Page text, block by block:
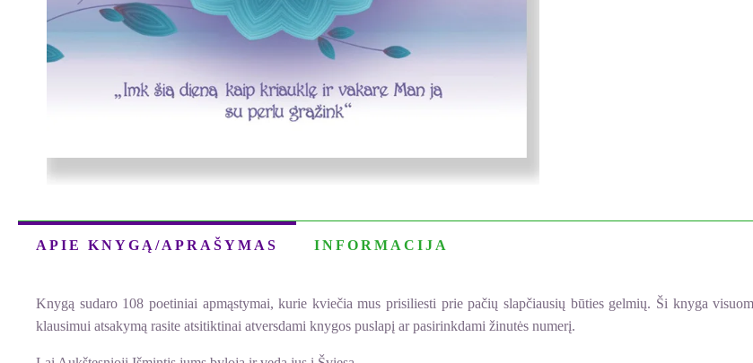
APIE KNYGĄ/APRAŠYMAS INFORMACIJA
Knygą sudaro 108 poetiniai apmąstymai, kurie kviečia mus prisiliesti prie pačių slapčiausių būties gelmių. Ši knyga
klausimui atsakymą rasite atsitiktinai atversdami knygos puslapį ar pasirinkdami žinutės numerį.